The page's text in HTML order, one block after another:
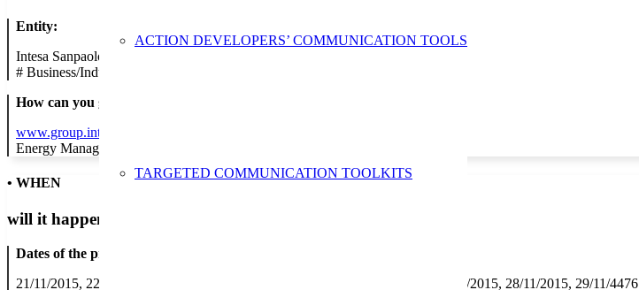
ACTION DEVELOPERS’ COMMUNICATION TOOLS
TARGETED COMMUNICATION TOOLKITS
Entity:
Intesa Sanpaolo
# Business/Industry
How can you get in contact:
www.group.intesasanpaolo.com
Energy Manager
• WHEN
will it happen?
Dates of the proposed action:
21/11/2015, 22/11/2015, 23/11/2015, 24/11/2015, 25/11/2015, 26/11/2015, 27/11/2015, 28/11/2015, 29/11/4476